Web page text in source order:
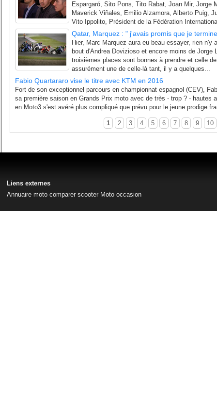
Espargaró, Sito Pons, Tito Rabat, Joan Mir, Jorge
Maverick Viñales, Emilio Alzamora, Alberto Puig,
Vito Ippolito, Président de la Fédération
Qatar, Marquez : " j'avais promis que je
Hier, Marc Marquez aura eu beau essayer, rien n'y
bout d'Andrea Dovizioso et encore moins de Jorge
troisièmes places sont bonnes à prendre et celle
assurément une de celle-là tant, il y a quelques...
Fabio Quartararo vise le titre avec KTM en 2016
Fort de son exceptionnel parcours en championnat espagnol (CEV),
sa première saison en Grands Prix moto avec de très - trop ? - hautes
en Moto3 s'est avéré plus compliqué que prévu pour le jeune prodige
1 2 3 4 5 6 7 8 9 10
Liens externes
Annuaire moto comparer scooter Moto occasion